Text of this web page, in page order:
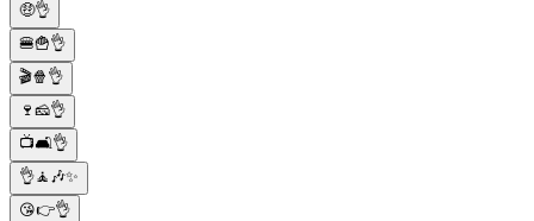
🤑👌
🍔🍟👌
🎬🍿👌
🍷🧀👌
📺🛋️👌
👌🧘🎶✨
😘👉👌